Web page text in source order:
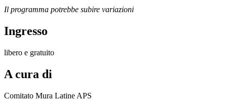
Il programma potrebbe subire variazioni
Ingresso
libero e gratuito
A cura di
Comitato Mura Latine APS